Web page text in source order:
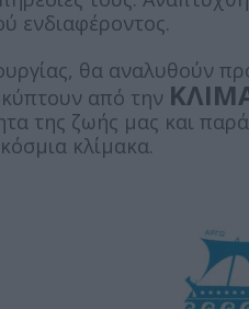
ενδιαφέροντος.
θα αναλυθούν
από την
της ζωής μας και
κλίμακα.